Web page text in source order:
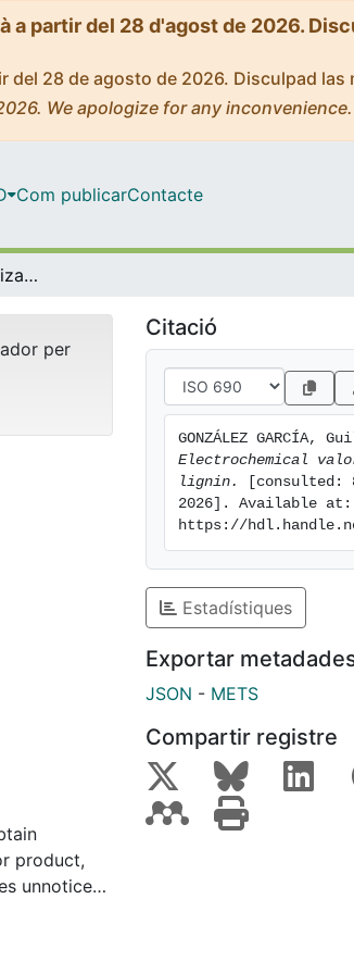
a partir del 28 d'agost de 2026.
del 28 de agosto de 2026. Disculpad las
We apologize for any inconvenience.
Com publicarContacte
Electrochemical valorization of lignin
per
product,
unnoticed
as fuel:
Citació
Electrochemical
lignin.
[consulted:
2026]. Available at:
https://
Estadístiques
Exportar
JSON - METS
Compartir registre